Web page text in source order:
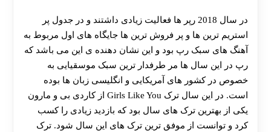
در سال 2018 رپر ها فعالیت زیادی داشتند و در جدول پر
استریم ترین ها و پر فروش ترین ها جایگاه های اول مربوط به
آهنگ های سبک رپ بود و این نشان دهنده ی این می باشد که
رپ در این سال ها مر طرفدار ترین سبک موسقیایی به
خصوص در کشور های آمریکایی و انگلیسی زبان ها بوده
است. در این سال ترک Girls Like You از کاردی بی و مارون
یکی از بهترین ترک های سال بود که بازدید زیادی را کسب
کرد و توانست از موفق ترین ترک های این سال شود. ترک